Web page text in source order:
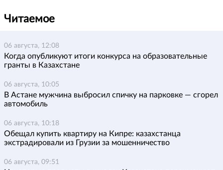
Читаемое
06 августа, 12:08
Когда опубликуют итоги конкурса на образовательные
гранты в Казахстане
06 августа, 10:05
В Астане мужчина выбросил спичку на парковке — сгорел
автомобиль
06 августа, 10:18
Обещал купить квартиру на Кипре: казахстанца
экстрадировали из Грузии за мошенничество
06 августа, 09:51